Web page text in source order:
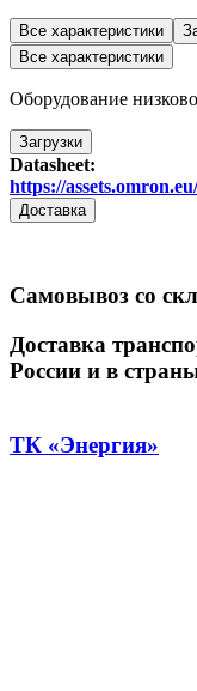
Все характеристики
Все характеристики
Оборудование
Загрузки
Datasheet:
https://
Доставка
Самовывоз со
Доставка
России и в
ТК «Энергия»